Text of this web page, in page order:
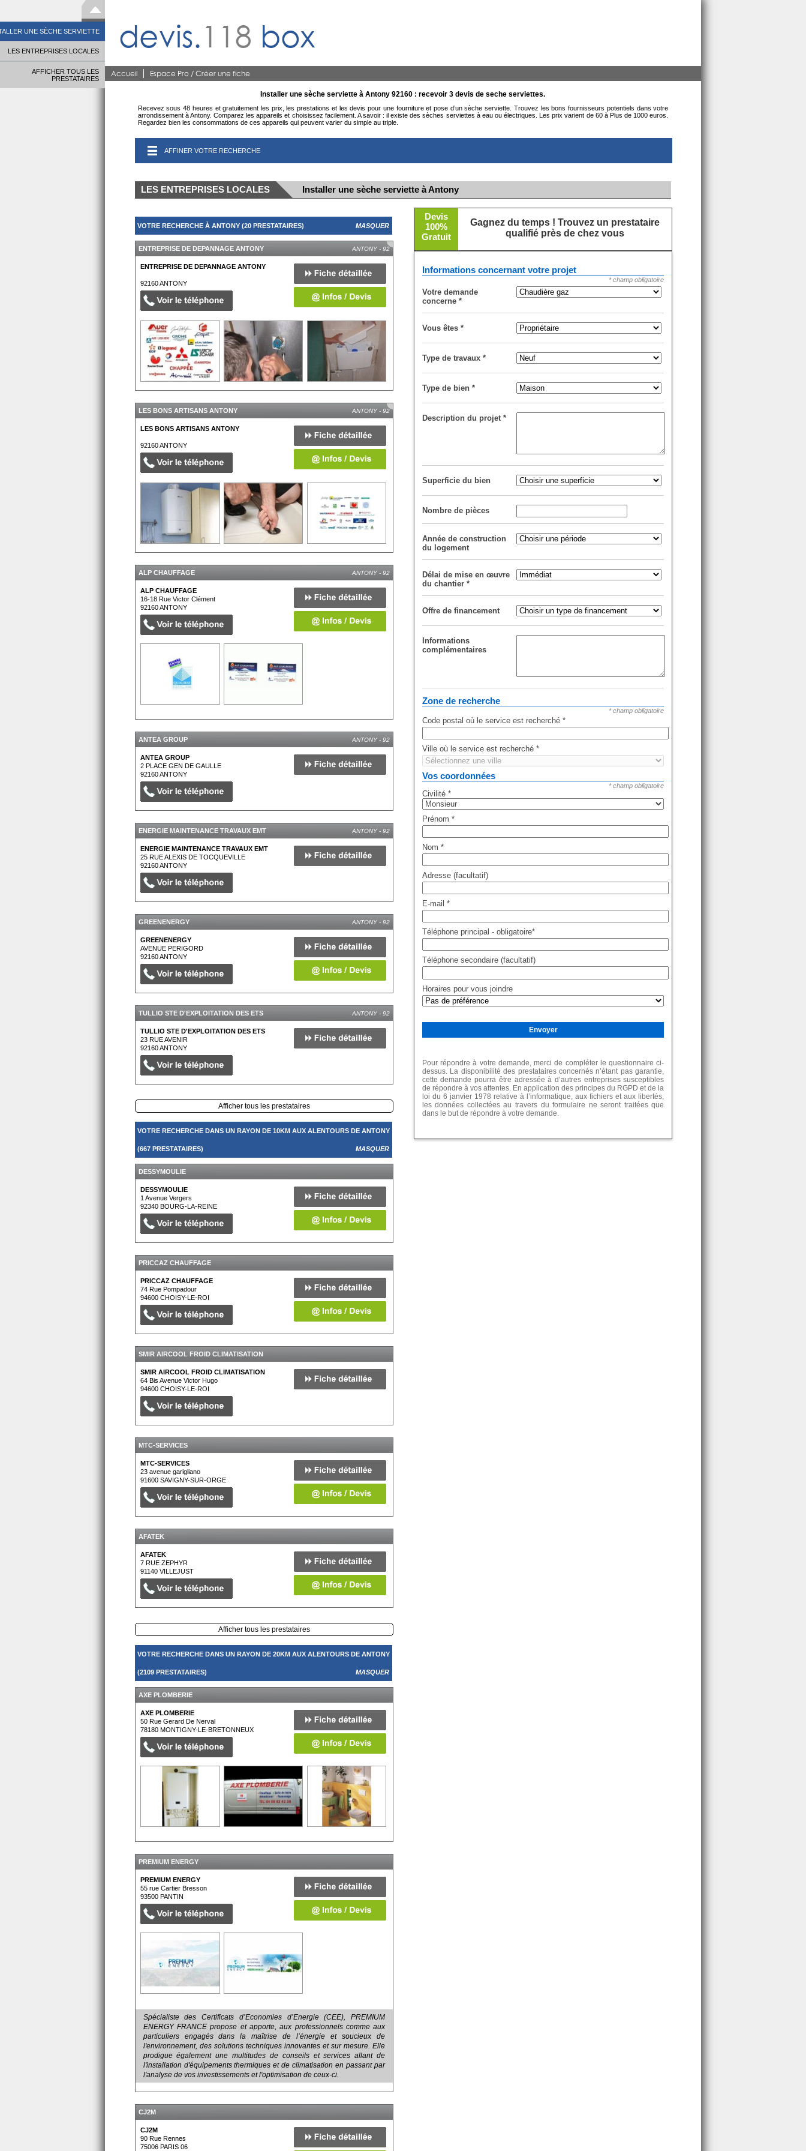
devis.118 box
Accueil Espace Pro / Créer une fiche
UNE SÈCHE SERVIETTE
LES ENTREPRISES LOCALES
AFFICHER TOUS LES
PRESTATAIRES
Installer une sèche serviette à Antony 92160 : recevoir 3 devis de seche serviettes.
Recevez sous 48 heures et gratuitement les prix, les prestations et les devis pour une fourniture et pose d’un sèche serviette. Trouvez les bons fournisseurs potentiels dans votre
arrondissement à Antony. Comparez les appareils et choisissez facilement. A savoir : il existe des sèches serviettes à eau ou électriques. Les prix varient de 60 à Plus de 1000 euros.
Regardez bien les consommations de ces appareils qui peuvent varier du simple au triple.
AFFINER VOTRE RECHERCHE
LES ENTREPRISES LOCALES Installer une sèche serviette à Antony
VOTRE RECHERCHE À ANTONY (20 PRESTATAIRES) MASQUER
ENTREPRISE DE DEPANNAGE ANTONY ANTONY - 92
ENTREPRISE DE DEPANNAGE ANTONY
92160ANTONY
LES BONS ARTISANS ANTONY ANTONY - 92
LES BONS ARTISANS ANTONY
92160ANTONY
ALP CHAUFFAGE ANTONY - 92
ALP CHAUFFAGE
16-18 Rue Victor Clément
92160ANTONY
ANTEA GROUP ANTONY - 92
ANTEA GROUP
2 PLACE GEN DE GAULLE
92160ANTONY
ENERGIE MAINTENANCE TRAVAUX EMT ANTONY - 92
ENERGIE MAINTENANCE TRAVAUX EMT
25 RUE ALEXIS DE TOCQUEVILLE
92160ANTONY
GREENENERGY ANTONY - 92
GREENENERGY
AVENUE PERIGORD
92160ANTONY
TULLIO STE D'EXPLOITATION DES ETS ANTONY - 92
TULLIO STE D'EXPLOITATION DES ETS
23 RUE AVENIR
92160ANTONY
Afficher tous les prestataires
VOTRE RECHERCHE DANS UN RAYON DE 10KM AUX ALENTOURS DE ANTONY
(667 PRESTATAIRES) MASQUER
DESSYMOULIE
DESSYMOULIE
1 Avenue Vergers
92340BOURG-LA-REINE
PRICCAZ CHAUFFAGE
PRICCAZ CHAUFFAGE
74 Rue Pompadour
94600CHOISY-LE-ROI
SMIR AIRCOOL FROID CLIMATISATION
SMIR AIRCOOL FROID CLIMATISATION
64 Bis Avenue Victor Hugo
94600CHOISY-LE-ROI
MTC-SERVICES
MTC-SERVICES
23 avenue garigliano
91600SAVIGNY-SUR-ORGE
AFATEK
AFATEK
7 RUE ZEPHYR
91140VILLEJUST
Afficher tous les prestataires
VOTRE RECHERCHE DANS UN RAYON DE 20KM AUX ALENTOURS DE ANTONY
(2109 PRESTATAIRES) MASQUER
AXE PLOMBERIE
AXE PLOMBERIE
50 Rue Gerard De Nerval
78180MONTIGNY-LE-BRETONNEUX
PREMIUM ENERGY
PREMIUM ENERGY
55 rue Cartier Bresson
93500PANTIN
Spécialiste des Certificats d’Economies d’Energie (CEE), PREMIUM
ENERGY FRANCE propose et apporte, aux professionnels comme aux
particuliers engagés dans la maîtrise de l’énergie et soucieux de
l'environnement, des solutions techniques innovantes et sur mesure. Elle
prodigue également une multitudes de conseils et services allant de
l'installation d'équipements thermiques et de climatisation en passant par
l'analyse de vos investissements et l'optimisation de ceux-ci.
CJ2M
CJ2M
90 Rue Rennes
75006PARIS 06
Devis
100%
Gratuit
Gagnez du temps ! Trouvez un prestataire
qualifié près de chez vous
Informations concernant votre projet
* champ obligatoire
Votre demande
concerne *
Vous êtes *
Type de travaux *
Type de bien *
Description du projet *
Superficie du bien
Nombre de pièces
Année de construction
du logement
Délai de mise en œuvre
du chantier *
Offre de financement
Informations
complémentaires
Zone de recherche
* champ obligatoire
Code postal où le service est recherché *
Ville où le service est recherché *
Vos coordonnées
* champ obligatoire
Civilité *
Prénom *
Nom *
Adresse (facultatif)
E-mail *
Téléphone principal - obligatoire*
Téléphone secondaire (facultatif)
Horaires pour vous joindre
Pour répondre à votre demande, merci de compléter le questionnaire ci-
dessus. La disponibilité des prestataires concernés n’étant pas garantie,
cette demande pourra être adressée à d’autres entreprises susceptibles
de répondre à vos attentes. En application des principes du RGPD et de la
loi du 6 janvier 1978 relative à l’informatique, aux fichiers et aux libertés,
les données collectées au travers du formulaire ne seront traitées que
dans le but de répondre à votre demande.